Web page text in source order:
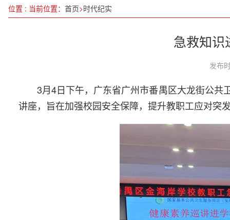
位置 : 当前位置： 首页>时代纪实
急救知识
发布
3月4日下午，广东省广州市番禺区大龙街公
讲座，旨在加强校园安全保障，提升教职工应对突